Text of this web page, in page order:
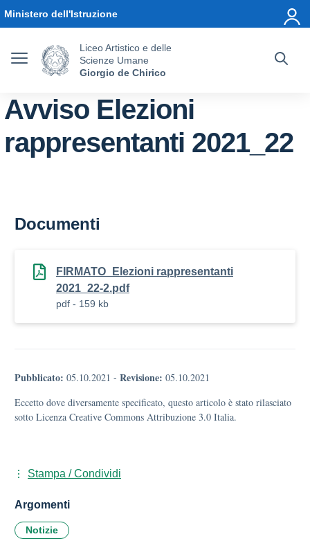
Ministero dell'Istruzione
Liceo Artistico e delle
Scienze Umane
Giorgio de Chirico
Avviso Elezioni
rappresentanti 2021_22
Documenti
FIRMATO_Elezioni rappresentanti
2021_22-2.pdf
pdf - 159 kb
Pubblicato: 05.10.2021 - Revisione: 05.10.2021
Eccetto dove diversamente specificato, questo articolo è stato rilasciato
sotto Licenza Creative Commons Attribuzione 3.0 Italia.
Stampa / Condividi
Argomenti
Notizie